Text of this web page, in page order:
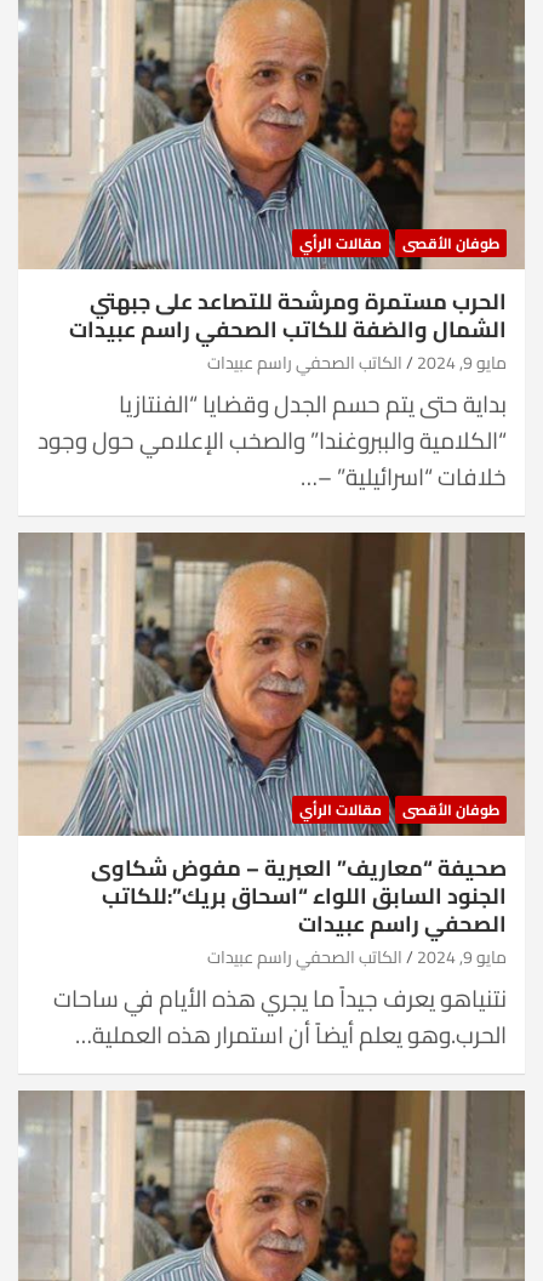
طوفان الأقصى مقالات الرأي
الحرب مستمرة ومرشحة للتصاعد على جبهتي
الشمال والضفة للكاتب الصحفي راسم عبيدات
مايو 9, 2024 الكاتب الصحفي راسم عبيدات
بداية حتى يتم حسم الجدل وقضايا “الفنتازيا
“الكلامية والببروغندا” والصخب الإعلامي حول وجود
خلافات “اسرائيلية” –…
طوفان الأقصى مقالات الرأي
صحيفة “معاريف” العبرية – مفوض شكاوى
الجنود السابق اللواء “اسحاق بريك”:للكاتب
الصحفي راسم عبيدات
مايو 9, 2024 الكاتب الصحفي راسم عبيدات
نتنياهو يعرف جيداً ما يجري هذه الأيام في ساحات
الحرب.وهو يعلم أيضاً أن استمرار هذه العملية…